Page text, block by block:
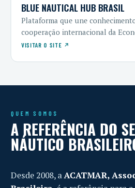
BLUE NAUTICAL HUB BRASIL
Plataforma que une
cooperação internacional da
VISITAR O SITE
QUEM SOMOS
A REFERÊNCIA DO
NÁUTICO
Desde 2008, aACATMAR,